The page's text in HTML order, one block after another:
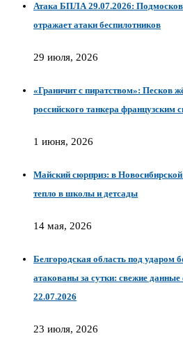
Атака БПЛА 29.07.2026:
отражает атаки беспилотников
29 июля, 2026
«Граничит с пиратством»: Песков
российского танкера французским
1 июня, 2026
Майский сюрприз: в
тепло в школы и детсады
14 мая, 2026
Белгородская область под ударом
атакованы за сутки: свежие данные
22.07.2026
23 июля, 2026